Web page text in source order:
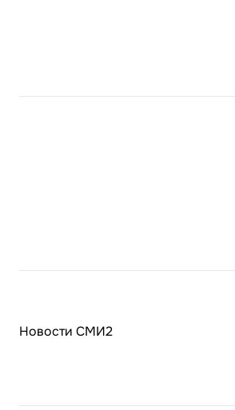
Новости СМИ2